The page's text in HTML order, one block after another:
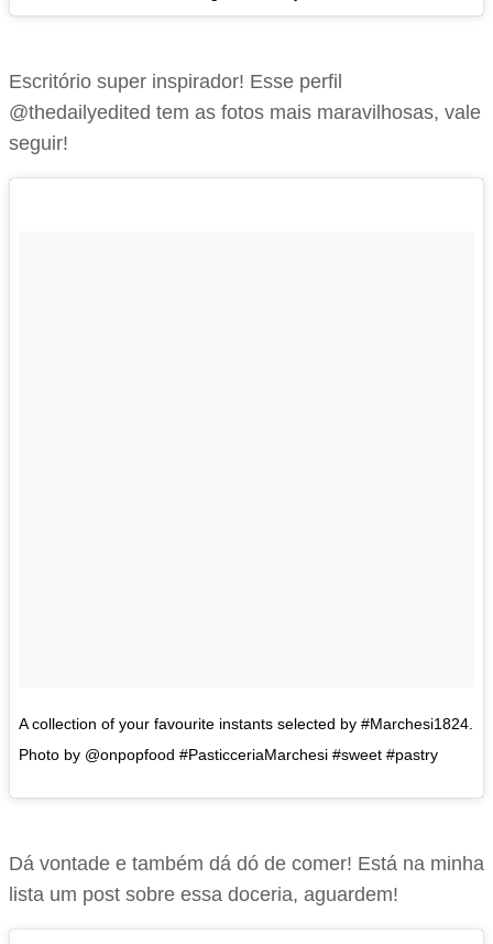
Escritório super inspirador! Esse perfil
@thedailyedited tem as fotos mais maravilhosas, vale
seguir!
A collection of your favourite instants selected by #Marchesi1824.
Photo by @onpopfood #PasticceriaMarchesi #sweet #pastry
Dá vontade e também dá dó de comer! Está na minha
lista um post sobre essa doceria, aguardem!